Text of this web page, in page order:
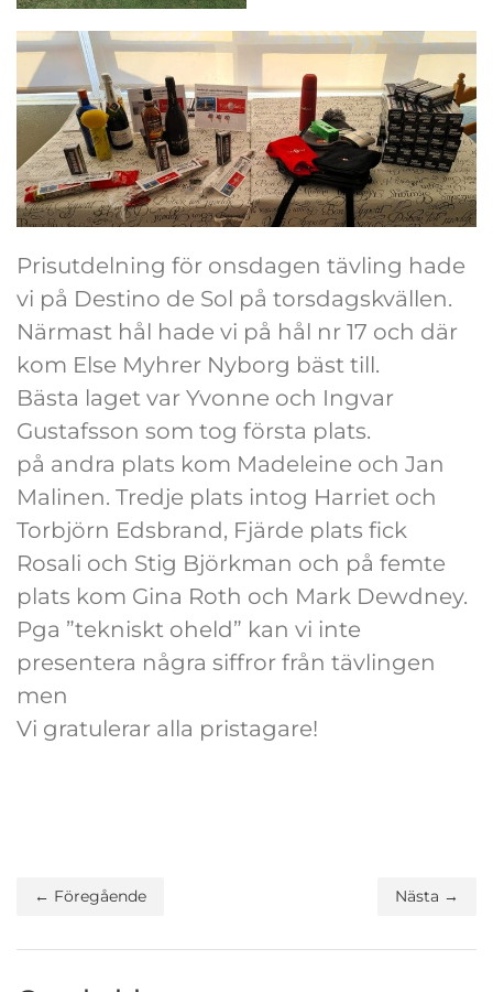
Prisutdelning för onsdagen tävling hade
vi på Destino de Sol på torsdagskvällen.
Närmast hål hade vi på hål nr 17 och där
kom Else Myhrer Nyborg bäst till.
Bästa laget var Yvonne och Ingvar
Gustafsson som tog första plats.
på andra plats kom Madeleine och Jan
Malinen. Tredje plats intog Harriet och
Torbjörn Edsbrand, Fjärde plats fick
Rosali och Stig Björkman och på femte
plats kom Gina Roth och Mark Dewdney.
Pga ”tekniskt oheld” kan vi inte
presentera några siffror från tävlingen
men
Vi gratulerar alla pristagare!
← Föregående Nästa →